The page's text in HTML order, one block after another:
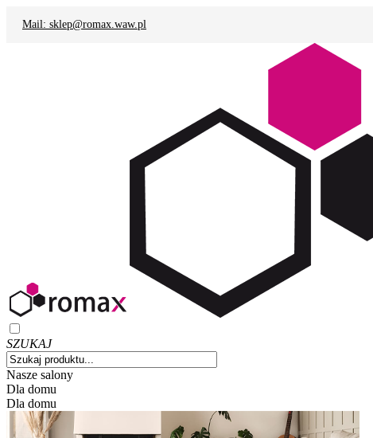
Mail: sklep@romax.waw.pl
SZUKAJ
Nasze salony
Dla domu
Dla domu